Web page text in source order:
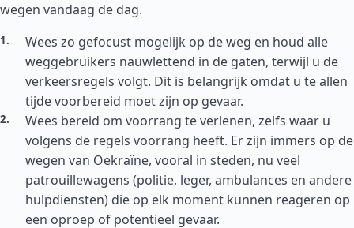
wegen vandaag de dag.
Wees zo gefocust mogelijk op de weg en houd alle
weggebruikers nauwlettend in de gaten, terwijl u de
verkeersregels volgt. Dit is belangrijk omdat u te allen
tijde voorbereid moet zijn op gevaar.
Wees bereid om voorrang te verlenen, zelfs waar u
volgens de regels voorrang heeft. Er zijn immers op de
wegen van Oekraïne, vooral in steden, nu veel
patrouillewagens (politie, leger, ambulances en andere
hulpdiensten) die op elk moment kunnen reageren op
een oproep of potentieel gevaar.